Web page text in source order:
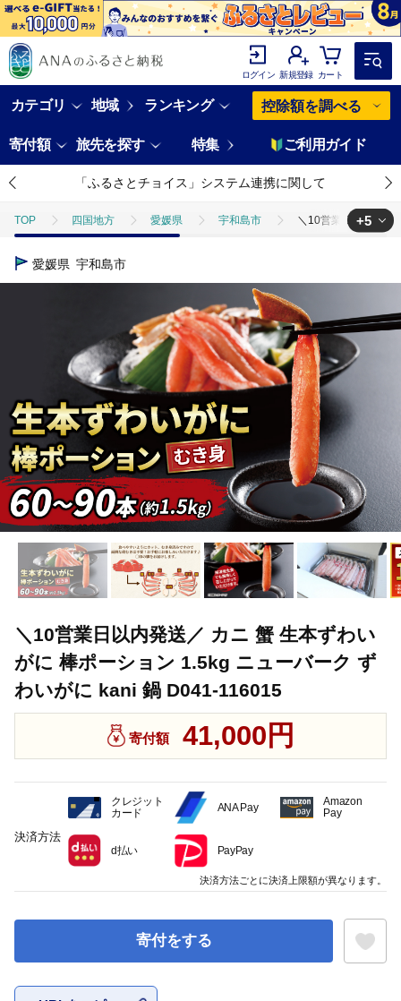
ログイン 新規登録 カート
カテゴリ 地域 ランキング 控除額を調べる
寄付額 旅先を探す 特集 ご利用ガイド
「ふるさとチョイス」システム連携に関して
TOP 四国地方 愛媛県 宇和島市 ＼10営業日以内発送
TOP
＼10営業日以内発送／ カニ 蟹 生本ずわい
蟹 タラバガニ ＼10営業日以内発送／
魚介類 蟹 ズワイガニ ＼10営業日以内発送／
魚介類 蟹 毛ガニ ＼10営業日以内発送／ カニ
+5
愛媛県 宇和島市
＼10営業日以内発送／ カニ 蟹 生本ずわい
がに 棒ポーション 1.5kg ニューバーク ず
わいがに kani 鍋 D041-116015
寄付額 41,000円
寄付をする
決済方法
クレジット
カード
ANA Pay
Amazon
Pay
d払い PayPay
決済方法ごとに決済上限額が異なります。